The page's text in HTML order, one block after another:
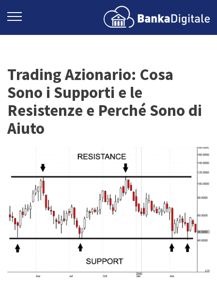
Trading Azionario: Cosa
Sono i Supporti e le
Resistenze e Perché Sono di
Aiuto